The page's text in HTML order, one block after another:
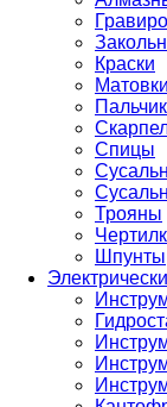
Краски
Матовки
Спицы
Трояны
Шпунты